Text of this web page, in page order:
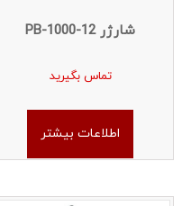
شارژر PB-1000-12
تماس بگیرید
اطلاعات بیشتر